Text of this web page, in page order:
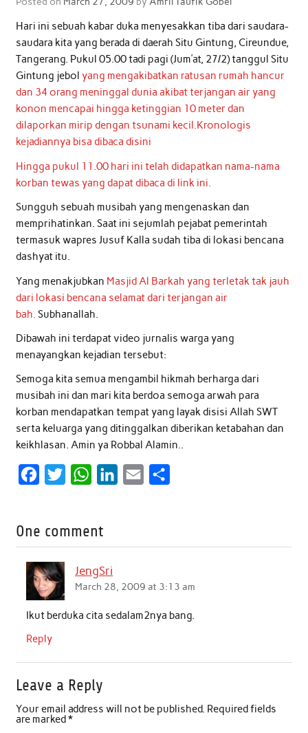
Hari ini sebuah kabar duka menyesakkan tiba dari saudara-
saudara kita yang berada di daerah Situ Gintung, Cireundue,
Tangerang. Pukul 05.00 tadi pagi (Jum’at, 27/2) tanggul Situ
Gintung jebol yang mengakibatkan ratusan rumah hancur
dan 34 orang meninggal dunia akibat terjangan air yang
konon mencapai hingga ketinggian 10 meter dan
dilaporkan mirip dengan tsunami kecil.Kronologis
kejadiannya bisa dibaca disini
Hingga pukul 11.00 hari ini telah didapatkan nama-nama
korban tewas yang dapat dibaca di link ini.
Sungguh sebuah musibah yang mengenaskan dan
memprihatinkan. Saat ini sejumlah pejabat pemerintah
termasuk wapres Jusuf Kalla sudah tiba di lokasi bencana
dashyat itu.
Yang menakjubkan Masjid Al Barkah yang terletak tak jauh
dari lokasi bencana selamat dari terjangan air
bah. Subhanallah.
Dibawah ini terdapat video jurnalis warga yang
menayangkan kejadian tersebut:
Semoga kita semua mengambil hikmah berharga dari
musibah ini dan mari kita berdoa semoga arwah para
korban mendapatkan tempat yang layak disisi Allah SWT
serta keluarga yang ditinggalkan diberikan ketabahan dan
keikhlasan. Amin ya Robbal Alamin..
e
o
o
k
t
W
t
A
p
n
One comment
JengSri
March 28, 2009 at 3:13 am
Ikut berduka cita sedalam2nya bang.
Reply
Leave a Reply
Your email address will not be published. Required fields
are marked*